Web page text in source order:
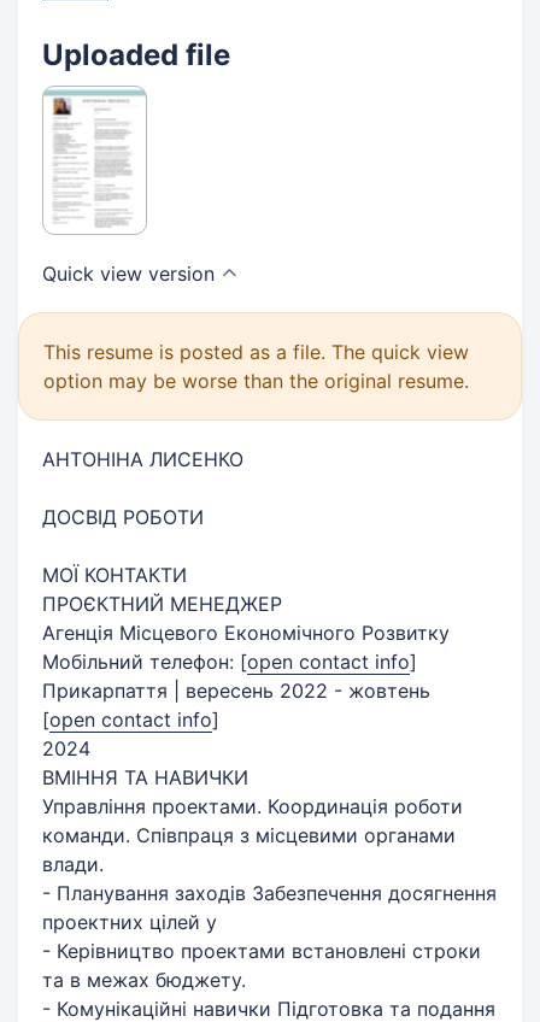
Uploaded file
Quick view version
This resume is posted as a file. The quick view
option may be worse than the original resume.
АНТОНІНА ЛИСЕНКО
ДОСВІД РОБОТИ
МОЇ КОНТАКТИ
ПРОЄКТНИЙ МЕНЕДЖЕР
Агенція Місцевого Економічного Розвитку
Мобільний телефон: [open contact info]
Прикарпаття | вересень 2022 - жовтень
[open contact info]
2024
ВМІННЯ ТА НАВИЧКИ
Управління проектами. Координація роботи
команди. Співпраця з місцевими органами
влади.
- Планування заходів Забезпечення досягнення
проектних цілей у
- Керівництво проектами встановлені строки
та в межах бюджету.
- Комунікаційні навички Підготовка та подання